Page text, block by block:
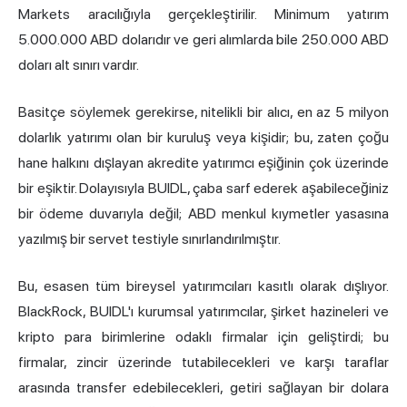
Markets aracılığıyla gerçekleştirilir. Minimum yatırım
5.000.000 ABD dolarıdır ve geri alımlarda bile 250.000 ABD
doları alt sınırı vardır.
Basitçe söylemek gerekirse, nitelikli bir alıcı, en az 5 milyon
dolarlık yatırımı olan bir kuruluş veya kişidir; bu, zaten çoğu
hane halkını dışlayan akredite yatırımcı eşiğinin çok üzerinde
bir eşiktir. Dolayısıyla BUIDL, çaba sarf ederek aşabileceğiniz
bir ödeme duvarıyla değil; ABD menkul kıymetler yasasına
yazılmış bir servet testiyle sınırlandırılmıştır.
Bu, esasen tüm bireysel yatırımcıları kasıtlı olarak dışlıyor.
BlackRock, BUIDL'ı kurumsal yatırımcılar, şirket hazineleri ve
kripto para birimlerine odaklı firmalar için geliştirdi; bu
firmalar, zincir üzerinde tutabilecekleri ve karşı taraflar
arasında transfer edebilecekleri, getiri sağlayan bir dolara